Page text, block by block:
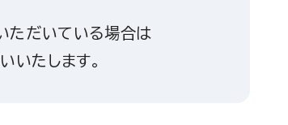
ただいている場合は
いたします。